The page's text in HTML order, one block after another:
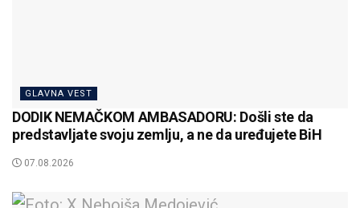
GLAVNA VEST
DODIK NEMAČKOM AMBASADORU: Došli ste da
predstavljate svoju zemlju, a ne da uređujete BiH
07.08.2026